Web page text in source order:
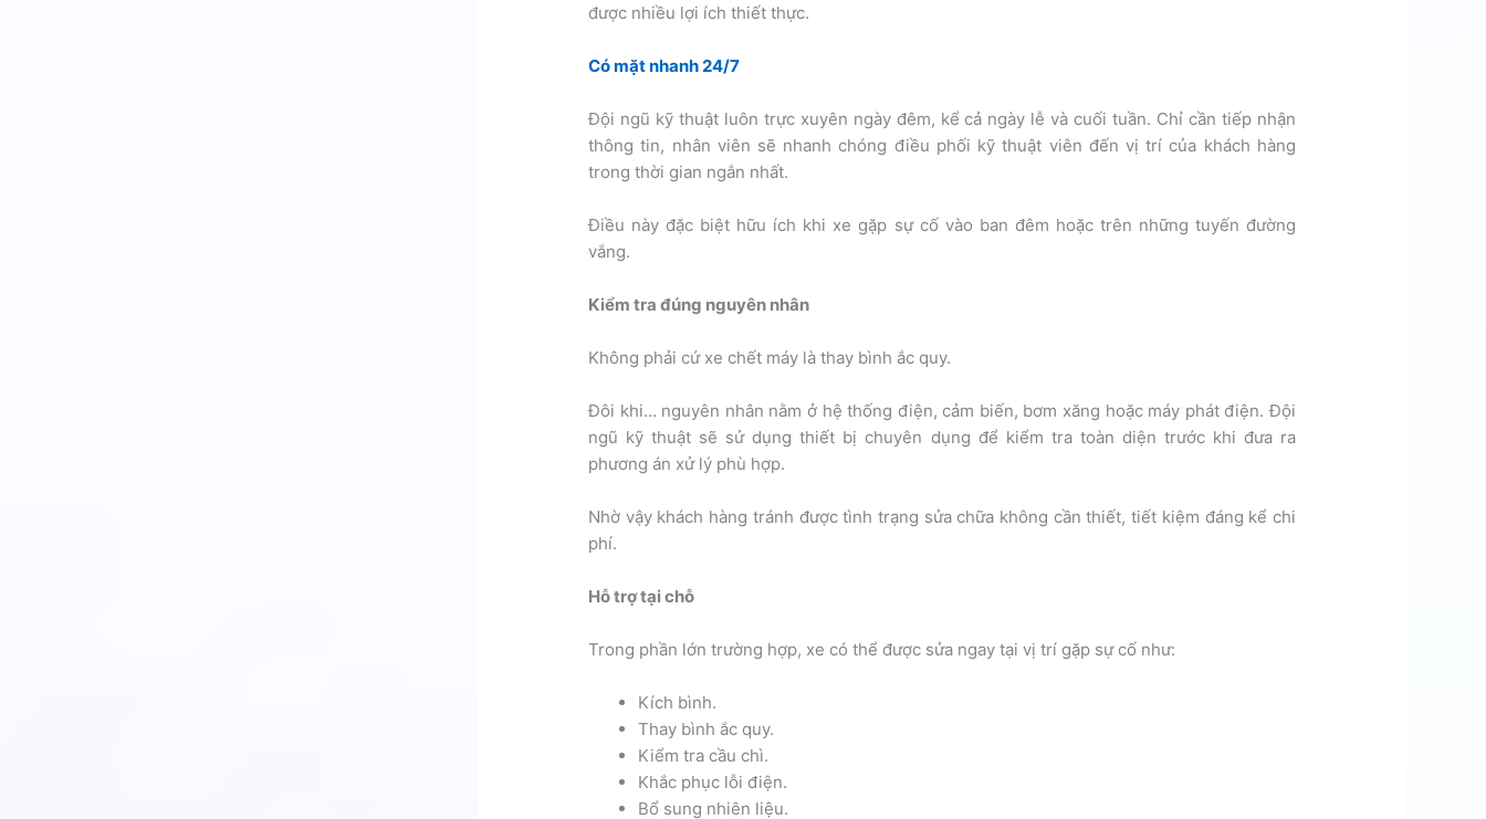
được nhiều lợi ích thiết thực.
Có mặt nhanh 24/7
Đội ngũ kỹ thuật luôn trực xuyên ngày đêm, kể cả ngày lễ và cuối tuần. Chỉ cần tiếp nhận
thông tin, nhân viên sẽ nhanh chóng điều phối kỹ thuật viên đến vị trí của khách hàng
trong thời gian ngắn nhất.
Điều này đặc biệt hữu ích khi xe gặp sự cố vào ban đêm hoặc trên những tuyến đường
vắng.
Kiểm tra đúng nguyên nhân
Không phải cứ xe chết máy là thay bình ắc quy.
Đôi khi… nguyên nhân nằm ở hệ thống điện, cảm biến, bơm xăng hoặc máy phát điện. Đội
ngũ kỹ thuật sẽ sử dụng thiết bị chuyên dụng để kiểm tra toàn diện trước khi đưa ra
phương án xử lý phù hợp.
Nhờ vậy khách hàng tránh được tình trạng sửa chữa không cần thiết, tiết kiệm đáng kể chi
phí.
Hỗ trợ tại chỗ
Trong phần lớn trường hợp, xe có thể được sửa ngay tại vị trí gặp sự cố như:
Kích bình.
Thay bình ắc quy.
Kiểm tra cầu chì.
Khắc phục lỗi điện.
Bổ sung nhiên liệu.